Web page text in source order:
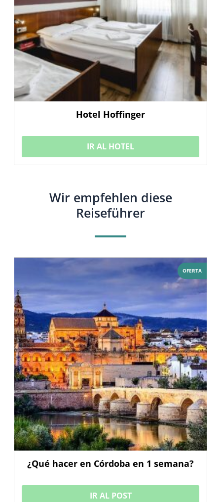
Hotel Hoffinger
IR AL HOTEL
Wir empfehlen diese
Reiseführer
OFERTA
¿Qué hacer en Córdoba en 1 semana?
IR AL POST